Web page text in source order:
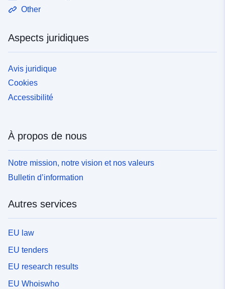
Other
Aspects juridiques
Avis juridique
Cookies
Accessibilité
À propos de nous
Notre mission, notre vision et nos valeurs
Bulletin d’information
Autres services
EU law
EU tenders
EU research results
EU Whoiswho